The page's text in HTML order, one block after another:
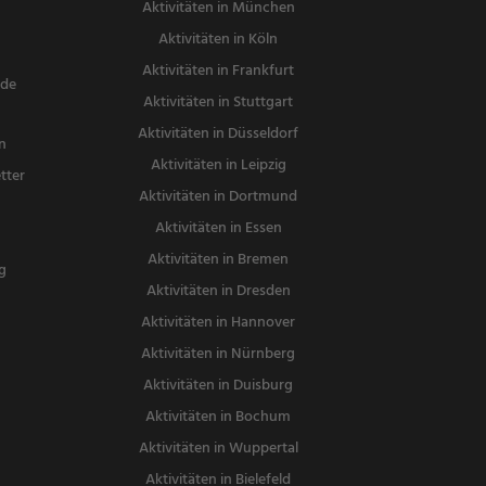
Aktivitäten in München
Aktivitäten in Köln
Aktivitäten in Frankfurt
Aktivitäten in Stuttgart
Aktivitäten in Düsseldorf
Aktivitäten in Leipzig
Aktivitäten in Dortmund
Aktivitäten in Essen
Aktivitäten in Bremen
Aktivitäten in Dresden
Aktivitäten in Hannover
Aktivitäten in Nürnberg
Aktivitäten in Duisburg
Aktivitäten in Bochum
Aktivitäten in Wuppertal
Aktivitäten in Bielefeld